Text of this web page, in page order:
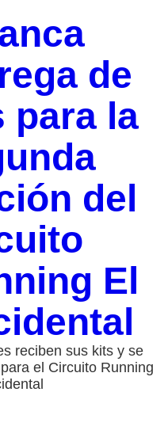
de
para la
del
El
reciben sus kits y se
el Circuito Running